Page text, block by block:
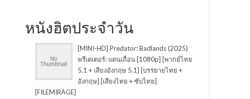
หนังฮิตประจำวัน
[MINI-HD] Predator: Badlands (2025)
พรีเดเตอร์: แดนเถื่อน [1080p] [พากย์ไทย
5.1 + เสียงอังกฤษ 5.1] [บรรยายไทย +
อังกฤษ] [เสียงไทย + ซับไทย]
[FILEMIRAGE]